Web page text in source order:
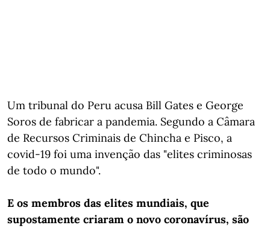
Um tribunal do Peru acusa Bill Gates e George
Soros de fabricar a pandemia. Segundo a Câmara
de Recursos Criminais de Chincha e Pisco, a
covid-19 foi uma invenção das "elites criminosas
de todo o mundo".
E os membros das elites mundiais, que
supostamente criaram o novo coronavírus, são